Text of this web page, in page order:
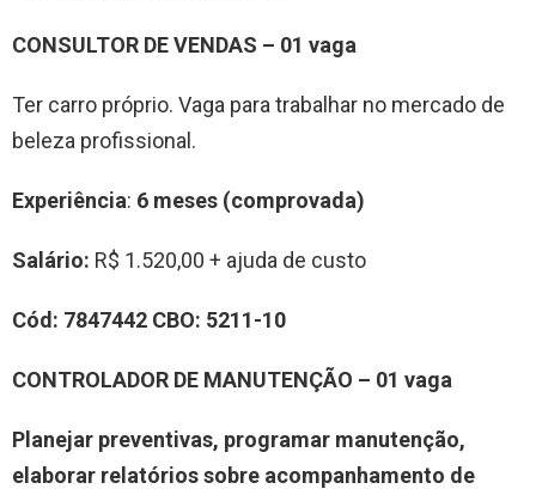
CONSULTOR DE VENDAS – 01 vaga
Ter carro próprio. Vaga para trabalhar no mercado de
beleza profissional.
Experiência: 6 meses (comprovada)
Salário: R$ 1.520,00 + ajuda de custo
Cód: 7847442 CBO: 5211-10
CONTROLADOR DE MANUTENÇÃO – 01 vaga
Planejar preventivas, programar manutenção,
elaborar relatórios sobre acompanhamento de